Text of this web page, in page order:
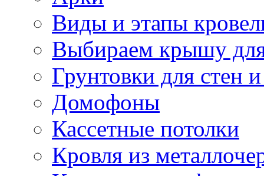
Виды и этапы
Выбираем крышу
Грунтовки для стен
Домофоны
Кассетные потолки
Кровля из